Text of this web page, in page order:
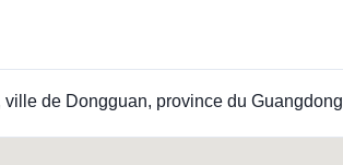
de Dongguan, province du Guangdong